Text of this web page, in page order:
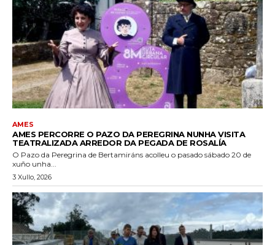
AMES
AMES PERCORRE O PAZO DA PEREGRINA NUNHA VISITA
TEATRALIZADA ARREDOR DA PEGADA DE ROSALÍA
O Pazo da Peregrina de Bertamiráns acolleu o pasado sábado 20 de
xuño unha...
3 Xullo, 2026